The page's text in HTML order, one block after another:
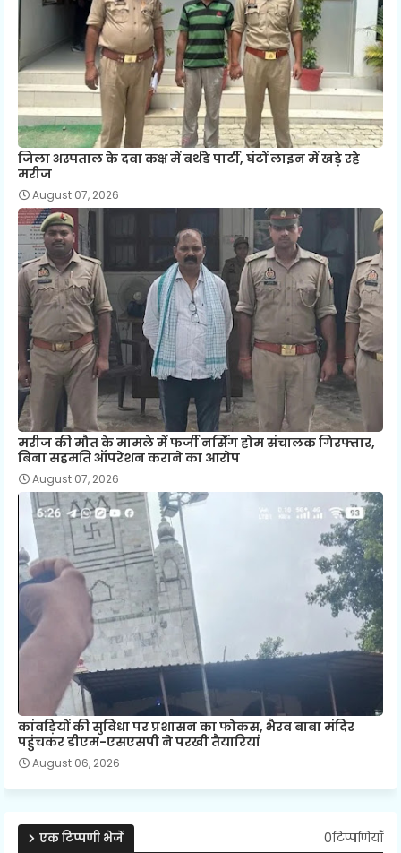
जिला अस्पताल के दवा कक्ष में बर्थडे पार्टी, घंटों लाइन में खड़े रहे
मरीज
August 07, 2026
मरीज की मौत के मामले में फर्जी नर्सिंग होम संचालक गिरफ्तार,
बिना सहमति ऑपरेशन कराने का आरोप
August 07, 2026
कांवड़ियों की सुविधा पर प्रशासन का फोकस, भैरव बाबा मंदिर
पहुंचकर डीएम-एसएसपी ने परखी तैयारियां
August 06, 2026
एक टिप्पणी भेजें 0टिप्पणियाँ